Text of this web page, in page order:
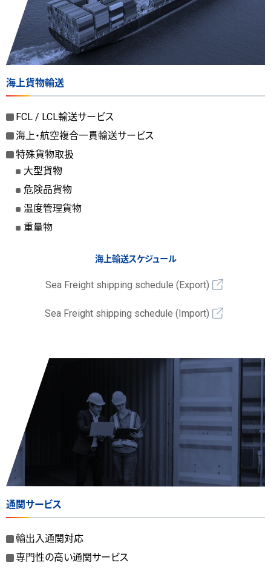
海上貨物輸送
FCL / LCL輸送サービス
海上・航空複合一貫輸送サービス
特殊貨物取扱
大型貨物
危険品貨物
温度管理貨物
重量物
海上輸送スケジュール
Sea Freight shipping schedule (Export)
Sea Freight shipping schedule (Import)
通関サービス
輸出入通関対応
専門性の高い通関サービス